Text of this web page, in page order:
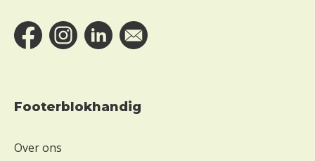
Footerblokhandig
Over ons